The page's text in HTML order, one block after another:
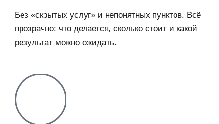
Без «скрытых услуг» и непонятных пунктов. Всё
прозрачно: что делается, сколько стоит и какой
результат можно ожидать.